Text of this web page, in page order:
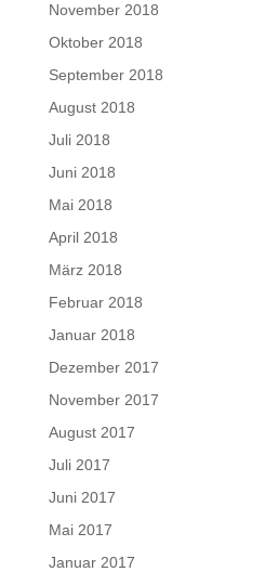
November 2018
Oktober 2018
September 2018
August 2018
Juli 2018
Juni 2018
Mai 2018
April 2018
März 2018
Februar 2018
Januar 2018
Dezember 2017
November 2017
August 2017
Juli 2017
Juni 2017
Mai 2017
Januar 2017